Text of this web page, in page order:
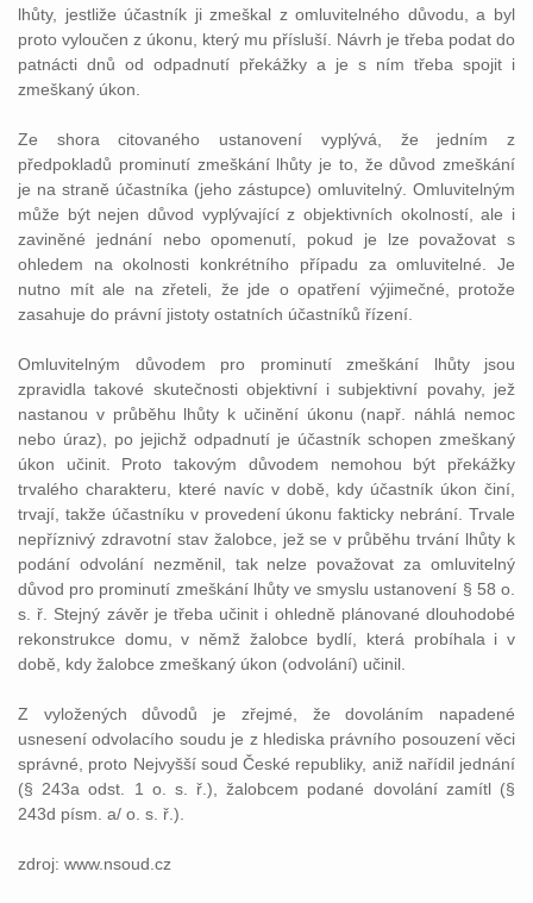
lhůty, jestliže účastník ji zmeškal z omluvitelného důvodu, a byl
proto vyloučen z úkonu, který mu přísluší. Návrh je třeba podat do
patnácti dnů od odpadnutí překážky a je s ním třeba spojit i
zmeškaný úkon.
Ze shora citovaného ustanovení vyplývá, že jedním z
předpokladů prominutí zmeškání lhůty je to, že důvod zmeškání
je na straně účastníka (jeho zástupce) omluvitelný. Omluvitelným
může být nejen důvod vyplývající z objektivních okolností, ale i
zaviněné jednání nebo opomenutí, pokud je lze považovat s
ohledem na okolnosti konkrétního případu za omluvitelné. Je
nutno mít ale na zřeteli, že jde o opatření výjimečné, protože
zasahuje do právní jistoty ostatních účastníků řízení.
Omluvitelným důvodem pro prominutí zmeškání lhůty jsou
zpravidla takové skutečnosti objektivní i subjektivní povahy, jež
nastanou v průběhu lhůty k učinění úkonu (např. náhlá nemoc
nebo úraz), po jejichž odpadnutí je účastník schopen zmeškaný
úkon učinit. Proto takovým důvodem nemohou být překážky
trvalého charakteru, které navíc v době, kdy účastník úkon činí,
trvají, takže účastníku v provedení úkonu fakticky nebrání. Trvale
nepříznivý zdravotní stav žalobce, jež se v průběhu trvání lhůty k
podání odvolání nezměnil, tak nelze považovat za omluvitelný
důvod pro prominutí zmeškání lhůty ve smyslu ustanovení § 58 o.
s. ř. Stejný závěr je třeba učinit i ohledně plánované dlouhodobé
rekonstrukce domu, v němž žalobce bydlí, která probíhala i v
době, kdy žalobce zmeškaný úkon (odvolání) učinil.
Z vyložených důvodů je zřejmé, že dovoláním napadené
usnesení odvolacího soudu je z hlediska právního posouzení věci
správné, proto Nejvyšší soud České republiky, aniž nařídil jednání
(§ 243a odst. 1 o. s. ř.), žalobcem podané dovolání zamítl (§
243d písm. a/ o. s. ř.).
zdroj: www.nsoud.cz